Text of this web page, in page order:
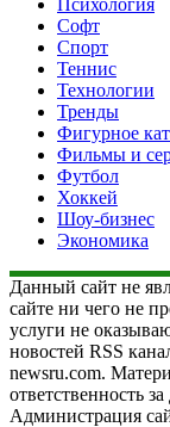
Софт
Спорт
Теннис
Технологии
Тренды
Фигурное
Фильмы и
Футбол
Хоккей
Шоу-бизнес
Экономика
Данный сайт не
сайте ни чего не
услуги не
новостей RSS
newsru.com.
ответственность
Администрация